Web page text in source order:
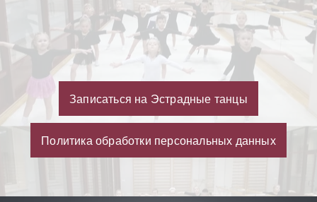
Записаться на Эстрадные танцы
Политика обработки персональных данных